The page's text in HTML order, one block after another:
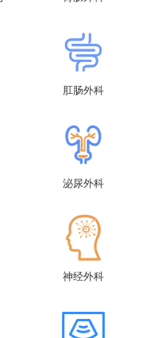
肛肠外科
泌尿外科
神经外科